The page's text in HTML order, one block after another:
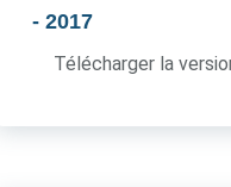
- 2017
Télécharger la